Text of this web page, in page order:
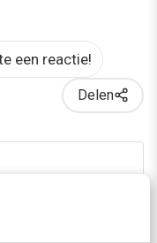
een reactie!
Delen